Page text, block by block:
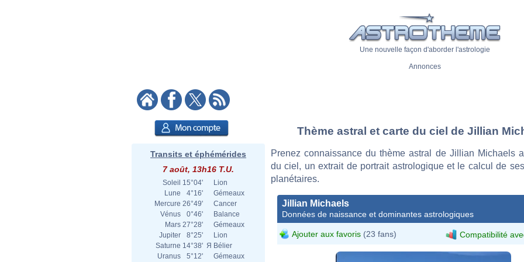
Une nouvelle façon d'aborder l'astrologie
Annonces
Transits et éphémérides
7 août, 13h16 T.U.
Soleil 15°04'
Lion
Lune
4°16'
Gémeaux
Mercure 26°49'
Cancer
Vénus
0°46'
Balance
Mars 27°28'
Gémeaux
Jupiter
8°25'
Lion
Saturne 14°38' Я Bélier
Uranus
5°12'
Gémeaux
Thème astral et carte du ciel de Jillian
Prenez connaissance du thème astral de Jillian Michaels
du ciel, un extrait de portrait astrologique et le calcul de
planétaires.
Jillian Michaels
Données de naissance et dominantes astrologiques
Ajouter aux favoris (23 fans) Compatibilité